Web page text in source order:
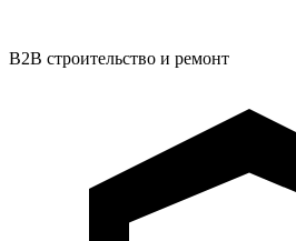
B2B строительство и ремонт